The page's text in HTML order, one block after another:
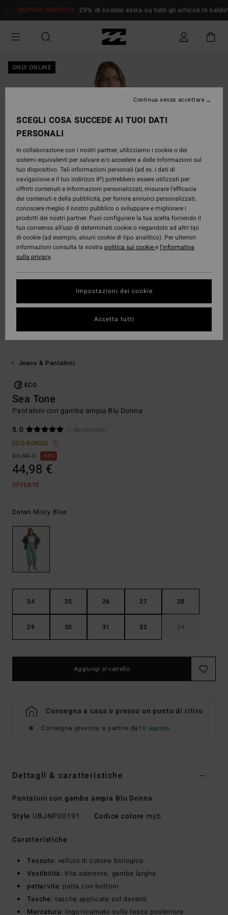
alle
prodotto
DOPPIA OFFERTA 25% di sconto extra su tutti gli articoli in saldo*
ONLY ONLINE
Jeans & Pantaloni
ECO
Sea Tone
Pantaloni con gamba ampia Blu Donna
5.0
(1 Recensioni)
ECO-BONUS
89,95 €
50%
44,98 €
OFFERTE
Colori Misty Blue
24 25 26 27 28
29 30 31 32 34
Aggiungi al carrello
Consegna a casa o presso un punto di ritiro
Consegna prevista a partire da10 agosto
Dettagli & caratteristiche
Pantaloni con gamba ampia Blu Donna
Style UBJNP00191 Codice colore myb
Caratteristiche
Tessuto: velluto di cotone biologico
Vestibilità: Vita aderente, gambe larghe
patta/vita: patta con bottoni
Tasche: tasche applicate sul davanti
Marcatura: logo ricamato sulla tasca posteriore
SCEGLI COSA SUCCEDE AI TUOI DATI
PERSONALI
In collaborazione con i nostri partner, utilizziamo i cookie o dei
sistemi equivalenti per salvare e/o accedere a delle informazioni sul
tuo dispositivo. Tali informazioni personali (ad es. i dati di
navigazione e il tuo indirizzo IP) potrebbero essere utilizzati per:
offrirti contenuti e informazioni personalizzati, misurare l’efficacia
dei contenuti e della pubblicità, per fornire annunci personalizzati,
conoscere meglio il nostro pubblico o sviluppare e migliorare i
prodotti dei nostri partner. Puoi configurare la tua scelta fornendo il
tuo consenso all’uso di determinati cookie o negandolo ad altri tipi
di cookie (ad esempio, alcuni cookie di tipo analitico). Per ulteriori
informazioni consulta la nostra politica sui cookiee l'informativa
sulla privacy.
Impostazioni dei cookie
Continua senza accettare
Accetta tutti